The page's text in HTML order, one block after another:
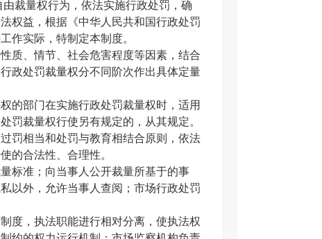
裁量权行为，依法实施行政处罚，确
权益，根据《中华人民共和国行政处罚
作实际，特制定本制度。
、情节、社会危害程度等因素，结合
政处罚裁量权分不同阶次作出具体定量
部门在实施行政处罚裁量权时，适用
罚裁量权行使另有规定的，从其规定。
相当和处罚与教育相结合原则，依法
的合法性、合理性。
准；向当事人公开裁量所基于的事
以外，允许当事人查阅；市场行政处罚
，执法职能进行相对分离，使执法权